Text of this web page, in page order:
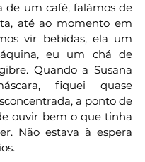
de um café, falámos de
até ao momento em
vir bebidas, ela um
eu um chá de
Quando a Susana
fiquei quase
a ponto de
ouvir bem o que tinha
Não estava à espera